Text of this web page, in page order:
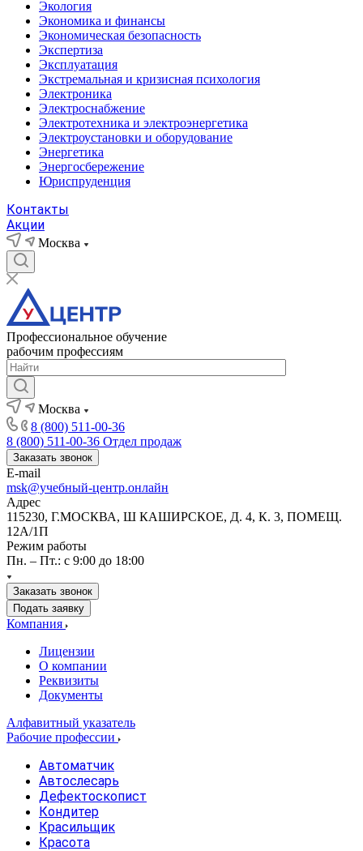
Экология
Экономика и финансы
Экономическая безопасность
Экспертиза
Эксплуатация
Экстремальная и кризисная психология
Электроника
Электроснабжение
Электротехника и электроэнергетика
Электроустановки и оборудование
Энергетика
Энергосбережение
Юриспруденция
Контакты
Акции
Москва
Профессиональное обучение
рабочим профессиям
Москва
8 (800) 511-00-36
8 (800) 511-00-36 Отдел продаж
Заказать звонок
E-mail
msk@учебный-центр.онлайн
Адрес
115230, Г.МОСКВА, Ш КАШИРСКОЕ, Д. 4, К. 3, ПОМЕЩ.
12А/1П
Режим работы
Пн. – Пт.: с 9:00 до 18:00
Заказать звонок
Подать заявку
Компания
Лицензии
О компании
Реквизиты
Документы
Алфавитный указатель
Рабочие профессии
Автоматчик
Автослесарь
Дефектоскопист
Кондитер
Красильщик
Красота